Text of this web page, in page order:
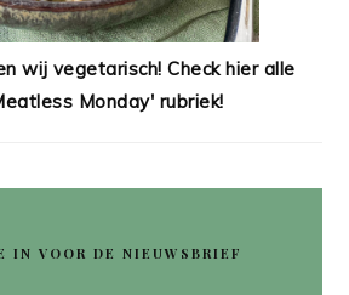
wij vegetarisch! Check hier alle
Monday' rubriek!
IN VOOR DE NIEUWSBRIEF